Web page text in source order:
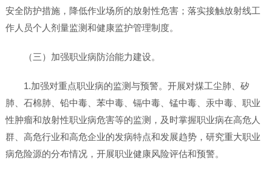
安全防护措施，降低作业场所的放射性危害；落实接触放射线工
作人员个人剂量监测和健康监护管理制度。
（三）加强职业病防治能力建设。
1.加强对重点职业病的监测与预警。开展对煤工尘肺、矽
肺、石棉肺、铅中毒、苯中毒、镉中毒、锰中毒、汞中毒、职业
性肿瘤和放射性职业病危害等的监测，及时掌握职业病在高危人
群、高危行业和高危企业的发病特点和发展趋势，研究重大职业
病危险源的分布情况，开展职业健康风险评估和预警。